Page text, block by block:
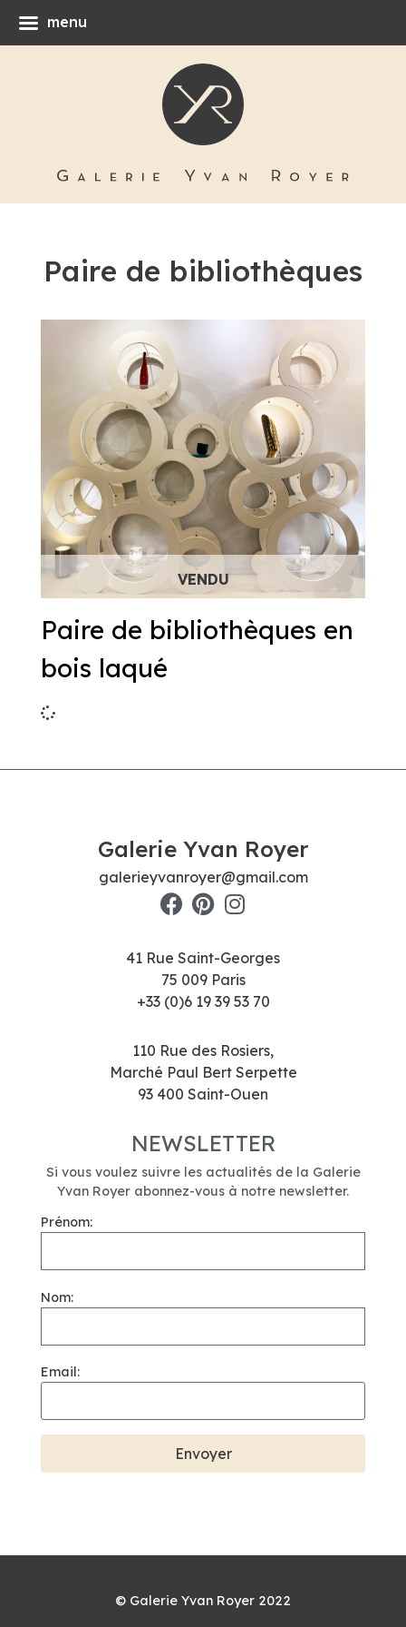
Paire de bibliothèques
Paire de bibliothèques en
bois laqué
Galerie Yvan Royer
galerieyvanroyer@gmail.com
41 Rue Saint-Georges
75 009 Paris
+33 (0)6 19 39 53 70
110 Rue des Rosiers,
Marché Paul Bert Serpette
93 400 Saint-Ouen
NEWSLETTER
Si vous voulez suivre les actualités de la Galerie
Yvan Royer abonnez-vous à notre newsletter.
Prénom:
Nom:
Email:
© Galerie Yvan Royer 2022
menu